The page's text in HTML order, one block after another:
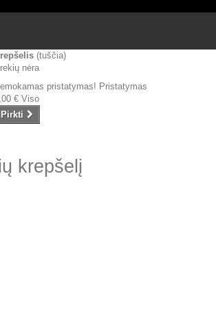
(tuščia)
nėra
pristatymas! Pristatymas
€ Viso
Pirkti
krepšelį